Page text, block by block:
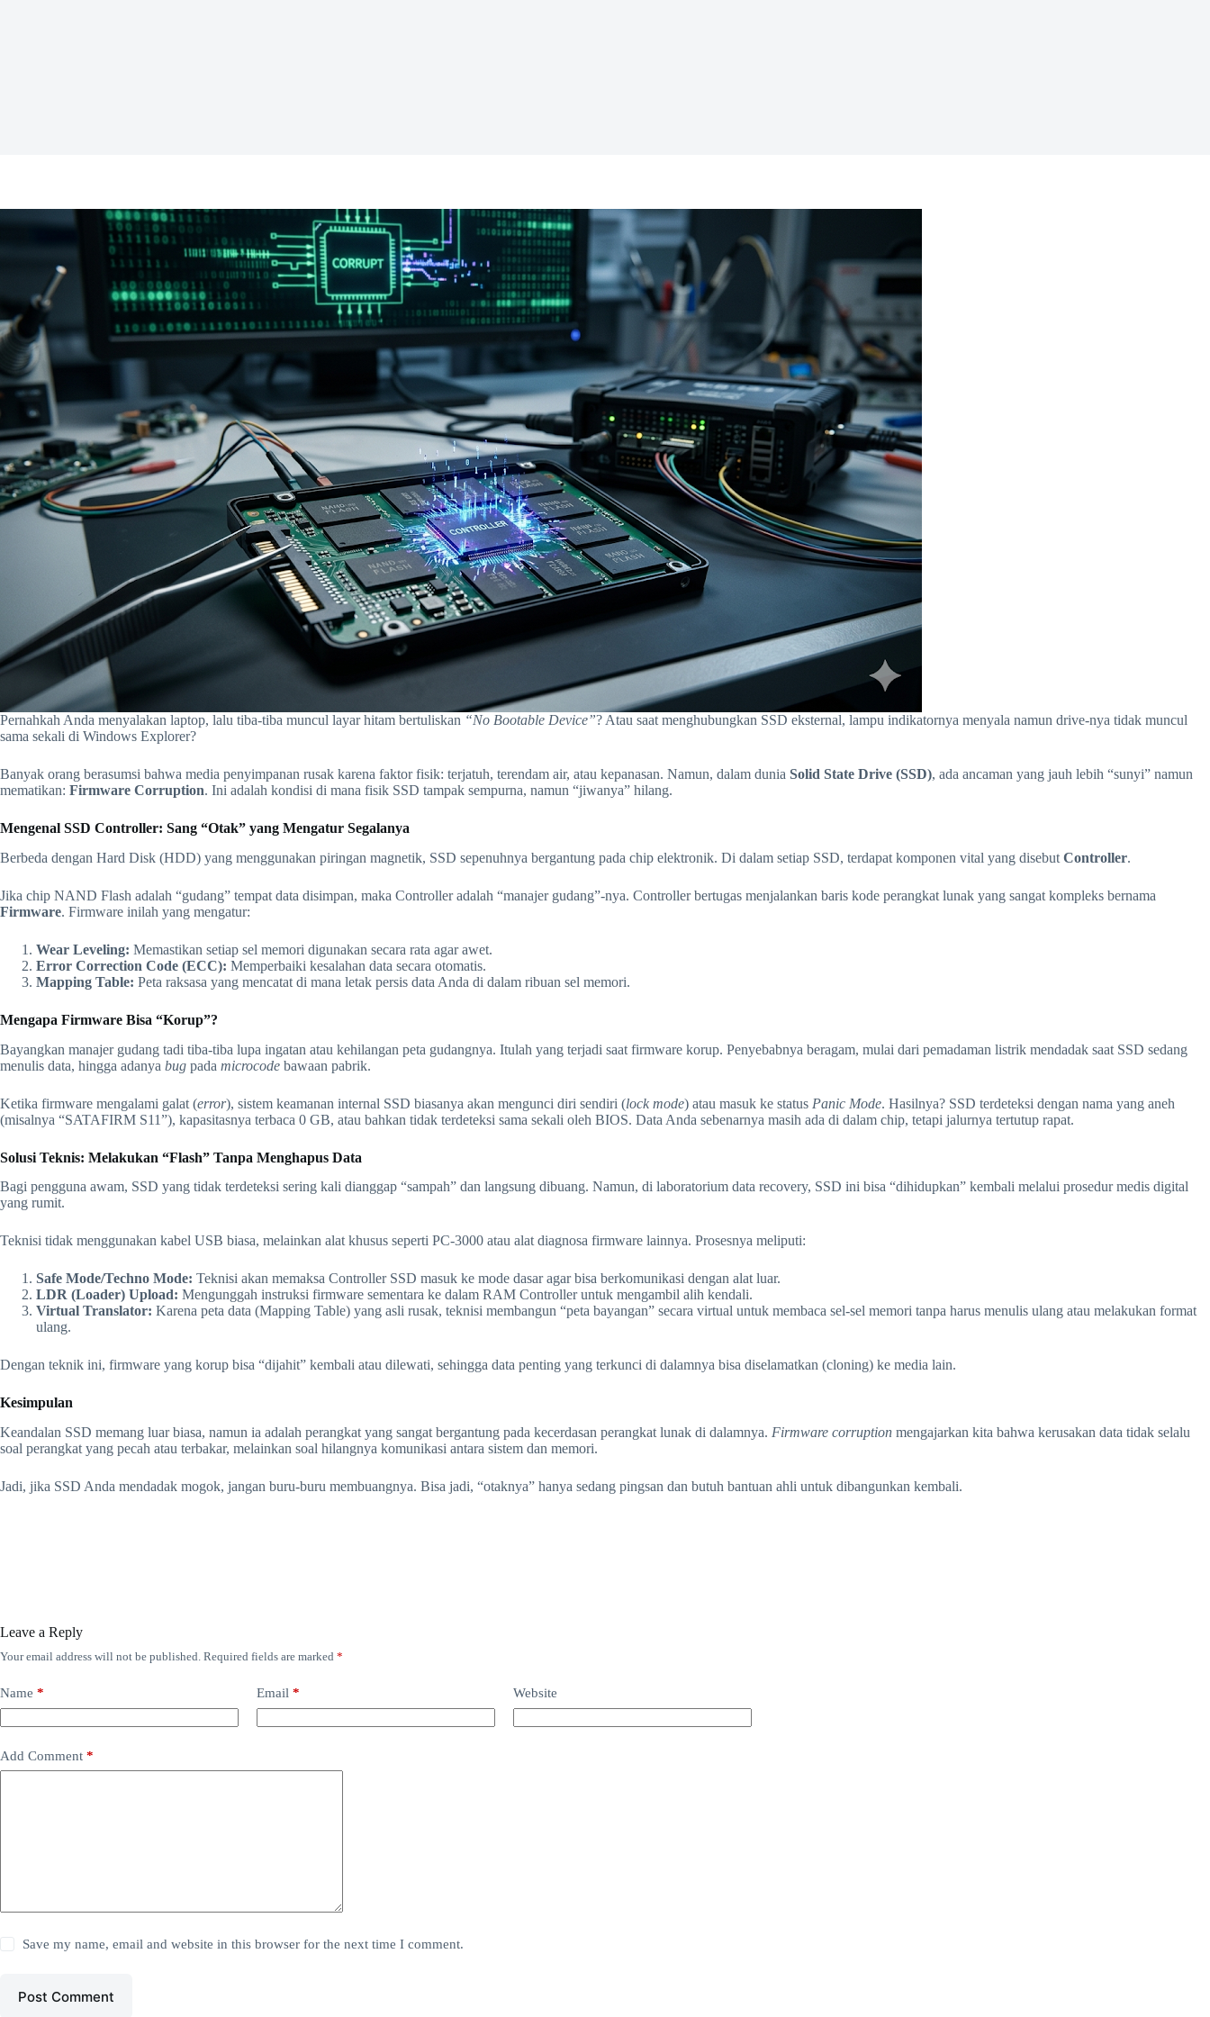
Pernahkah Anda menyalakan laptop, lalu tiba-tiba muncul layar hitam bertuliskan “No Bootable Device”? Atau saat menghubungkan SSD eksternal, lampu indikatornya menyala namun drive-nya tidak muncul
sama sekali di Windows Explorer?
Banyak orang berasumsi bahwa media penyimpanan rusak karena faktor fisik: terjatuh, terendam air, atau kepanasan. Namun, dalam dunia Solid State Drive (SSD), ada ancaman yang jauh lebih “sunyi” namun
mematikan: Firmware Corruption. Ini adalah kondisi di mana fisik SSD tampak sempurna, namun “jiwanya” hilang.
Mengenal SSD Controller: Sang “Otak” yang Mengatur Segalanya
Berbeda dengan Hard Disk (HDD) yang menggunakan piringan magnetik, SSD sepenuhnya bergantung pada chip elektronik. Di dalam setiap SSD, terdapat komponen vital yang disebut Controller.
Jika chip NAND Flash adalah “gudang” tempat data disimpan, maka Controller adalah “manajer gudang”-nya. Controller bertugas menjalankan baris kode perangkat lunak yang sangat kompleks bernama
Firmware. Firmware inilah yang mengatur:
Wear Leveling: Memastikan setiap sel memori digunakan secara rata agar awet.
Error Correction Code (ECC): Memperbaiki kesalahan data secara otomatis.
Mapping Table: Peta raksasa yang mencatat di mana letak persis data Anda di dalam ribuan sel memori.
Mengapa Firmware Bisa “Korup”?
Bayangkan manajer gudang tadi tiba-tiba lupa ingatan atau kehilangan peta gudangnya. Itulah yang terjadi saat firmware korup. Penyebabnya beragam, mulai dari pemadaman listrik mendadak saat SSD sedang
menulis data, hingga adanya bug pada microcode bawaan pabrik.
Ketika firmware mengalami galat (error), sistem keamanan internal SSD biasanya akan mengunci diri sendiri (lock mode) atau masuk ke status Panic Mode. Hasilnya? SSD terdeteksi dengan nama yang aneh
(misalnya “SATAFIRM S11”), kapasitasnya terbaca 0 GB, atau bahkan tidak terdeteksi sama sekali oleh BIOS. Data Anda sebenarnya masih ada di dalam chip, tetapi jalurnya tertutup rapat.
Solusi Teknis: Melakukan “Flash” Tanpa Menghapus Data
Bagi pengguna awam, SSD yang tidak terdeteksi sering kali dianggap “sampah” dan langsung dibuang. Namun, di laboratorium data recovery, SSD ini bisa “dihidupkan” kembali melalui prosedur medis digital
yang rumit.
Teknisi tidak menggunakan kabel USB biasa, melainkan alat khusus seperti PC-3000 atau alat diagnosa firmware lainnya. Prosesnya meliputi:
Safe Mode/Techno Mode: Teknisi akan memaksa Controller SSD masuk ke mode dasar agar bisa berkomunikasi dengan alat luar.
LDR (Loader) Upload: Mengunggah instruksi firmware sementara ke dalam RAM Controller untuk mengambil alih kendali.
Virtual Translator: Karena peta data (Mapping Table) yang asli rusak, teknisi membangun “peta bayangan” secara virtual untuk membaca sel-sel memori tanpa harus menulis ulang atau melakukan format
ulang.
Dengan teknik ini, firmware yang korup bisa “dijahit” kembali atau dilewati, sehingga data penting yang terkunci di dalamnya bisa diselamatkan (cloning) ke media lain.
Kesimpulan
Keandalan SSD memang luar biasa, namun ia adalah perangkat yang sangat bergantung pada kecerdasan perangkat lunak di dalamnya. Firmware corruption mengajarkan kita bahwa kerusakan data tidak selalu
soal perangkat yang pecah atau terbakar, melainkan soal hilangnya komunikasi antara sistem dan memori.
Jadi, jika SSD Anda mendadak mogok, jangan buru-buru membuangnya. Bisa jadi, “otaknya” hanya sedang pingsan dan butuh bantuan ahli untuk dibangunkan kembali.
Leave a Reply
Your email address will not be published. Required fields are marked *
Name * Email * Website
Add Comment *
Save my name, email and website in this browser for the next time I comment.
Post Comment